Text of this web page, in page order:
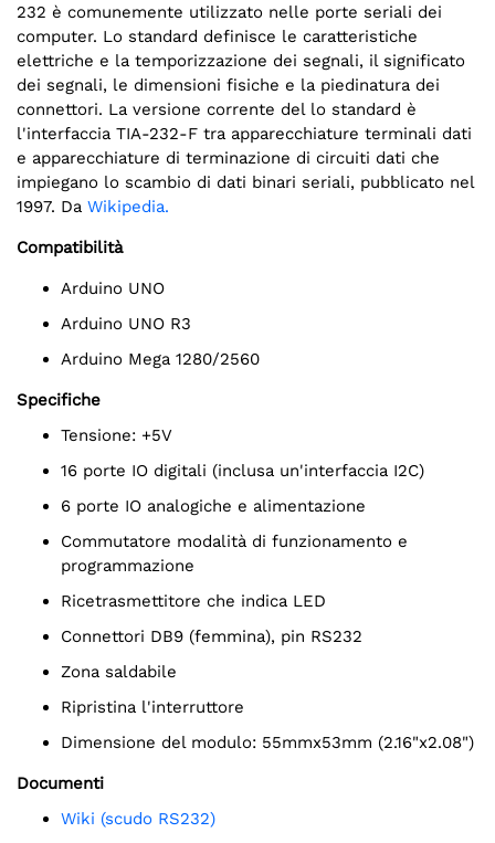
232 è comunemente utilizzato nelle porte seriali dei
computer. Lo standard definisce le caratteristiche
elettriche e la temporizzazione dei segnali, il significato
dei segnali, le dimensioni fisiche e la piedinatura dei
connettori. La versione corrente del lo standard è
l'interfaccia TIA-232-F tra apparecchiature terminali dati
e apparecchiature di terminazione di circuiti dati che
impiegano lo scambio di dati binari seriali, pubblicato nel
1997. Da Wikipedia.
Compatibilità
Arduino UNO
Arduino UNO R3
Arduino Mega 1280/2560
Specifiche
Tensione: +5V
16 porte IO digitali (inclusa un'interfaccia I2C)
6 porte IO analogiche e alimentazione
Commutatore modalità di funzionamento e
programmazione
Ricetrasmettitore che indica LED
Connettori DB9 (femmina), pin RS232
Zona saldabile
Ripristina l'interruttore
Dimensione del modulo: 55mmx53mm (2.16"x2.08")
Documenti
Wiki (scudo RS232)